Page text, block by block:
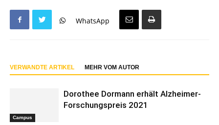
WhatsApp
VERWANDTE ARTIKEL MEHR VOM AUTOR
Campus
Dorothee Dormann erhält Alzheimer-
Forschungspreis 2021